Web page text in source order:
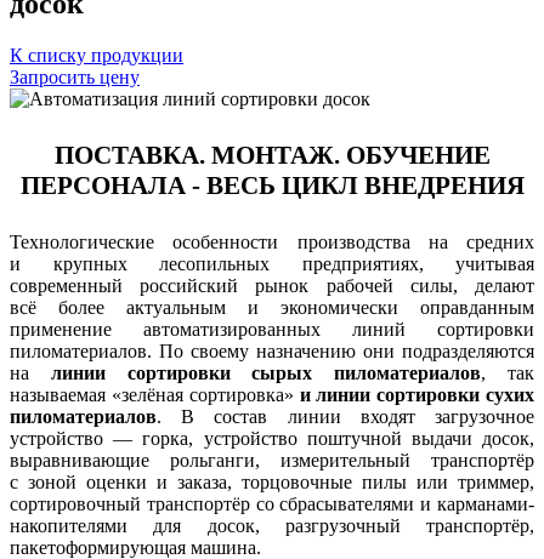
К списку продукции
Запросить цену
ПОСТАВКА. МОНТАЖ. ОБУЧЕНИЕ
ПЕРСОНАЛА - ВЕСЬ ЦИКЛ ВНЕДРЕНИЯ
Технологические особенности производства на средних
и крупных лесопильных предприятиях, учитывая
современный российский рынок рабочей силы, делают
всё более актуальным и экономически оправданным
применение автоматизированных линий сортировки
пиломатериалов. По своему назначению они подразделяются
на линии сортировки сырых пиломатериалов, так
называемая «зелёная сортировка» и линии сортировки сухих
пиломатериалов. В состав линии входят загрузочное
устройство — горка, устройство поштучной выдачи досок,
выравнивающие рольганги, измерительный транспортёр
с зоной оценки и заказа, торцовочные пилы или триммер,
сортировочный транспортёр со сбрасывателями и карманами-
накопителями для досок, разгрузочный транспортёр,
пакетоформирующая машина.